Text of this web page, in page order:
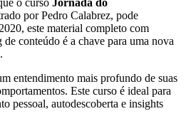
por Pedro Calabrez, pode
este material completo com
conteúdo é a chave para uma nova
entendimento mais profundo de suas
Este curso é ideal para
pessoal, autodescoberta e insights